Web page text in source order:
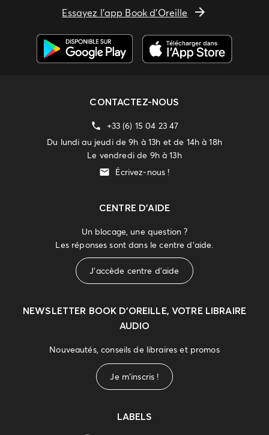
Essayez l'app Book d'Oreille
CONTACTEZ-NOUS
+33 (6) 15 04 23 47
Du lundi au jeudi de 9h à 13h et de 14h à 18h
Le vendredi de 9h à 13h
Écrivez-nous !
CENTRE D'AIDE
Un blocage, une question ?
Les réponses sont dans le centre d'aide.
J'accède centre d'aide
NEWSLETTER BOOK D’OREILLE, VOTRE LIBRAIRE
AUDIO
Nouveautés, conseils de libraires et promos
Je m'inscris !
LABELS